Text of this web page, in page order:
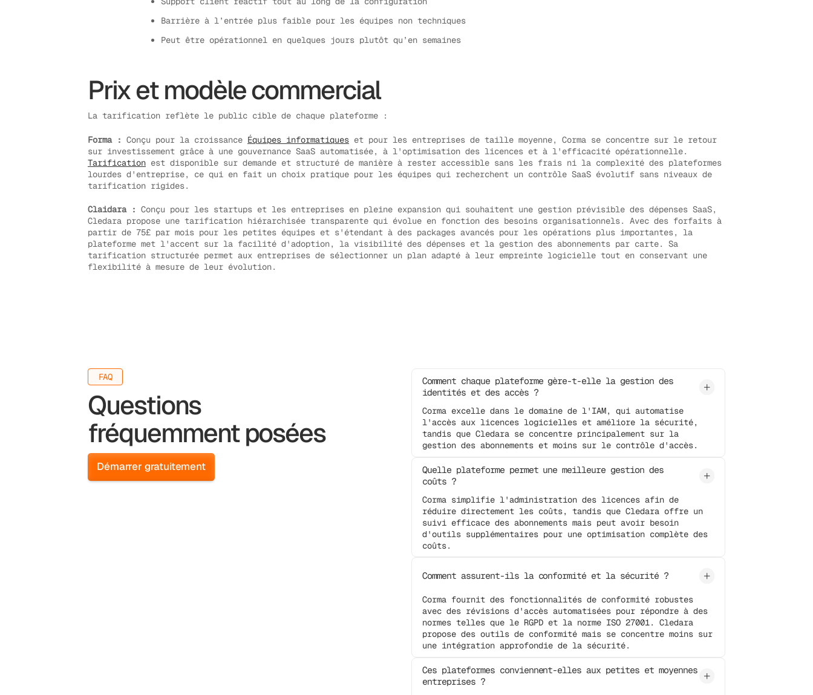
Barrière à l’entrée plus faible pour les équipes non techniques
Peut être opérationnel en quelques jours plutôt qu’en semaines
Prix et modèle commercial
La tarification reflète le public cible de chaque plateforme :
Forma : Conçu pour la croissance Équipes informatiques et pour les entreprises de taille moyenne, Corma se concentre sur le retour
sur investissement grâce à une gouvernance SaaS automatisée, à l'optimisation des licences et à l'efficacité opérationnelle.
Tarification est disponible sur demande et structuré de manière à rester accessible sans les frais ni la complexité des plateformes
lourdes d'entreprise, ce qui en fait un choix pratique pour les équipes qui recherchent un contrôle SaaS évolutif sans niveaux de
tarification rigides.
Claidara : Conçu pour les startups et les entreprises en pleine expansion qui souhaitent une gestion prévisible des dépenses SaaS,
Cledara propose une tarification hiérarchisée transparente qui évolue en fonction des besoins organisationnels. Avec des forfaits à
partir de 75£ par mois pour les petites équipes et s'étendant à des packages avancés pour les opérations plus importantes, la
plateforme met l'accent sur la facilité d'adoption, la visibilité des dépenses et la gestion des abonnements par carte. Sa
tarification structurée permet aux entreprises de sélectionner un plan adapté à leur empreinte logicielle tout en conservant une
flexibilité à mesure de leur évolution.
FAQ
Questions
fréquemment posées
Démarrer gratuitement
Comment chaque plateforme gère-t-elle la gestion des
identités et des accès ?
Corma excelle dans le domaine de l'IAM, qui automatise
l'accès aux licences logicielles et améliore la sécurité,
tandis que Cledara se concentre principalement sur la
gestion des abonnements et moins sur le contrôle d'accès.
Quelle plateforme permet une meilleure gestion des
coûts ?
Corma simplifie l'administration des licences afin de
réduire directement les coûts, tandis que Cledara offre un
suivi efficace des abonnements mais peut avoir besoin
d'outils supplémentaires pour une optimisation complète des
coûts.
Comment assurent-ils la conformité et la sécurité ?
Corma fournit des fonctionnalités de conformité robustes
avec des révisions d'accès automatisées pour répondre à des
normes telles que le RGPD et la norme ISO 27001. Cledara
propose des outils de conformité mais se concentre moins sur
une intégration approfondie de la sécurité.
Ces plateformes conviennent-elles aux petites et moyennes
entreprises ?